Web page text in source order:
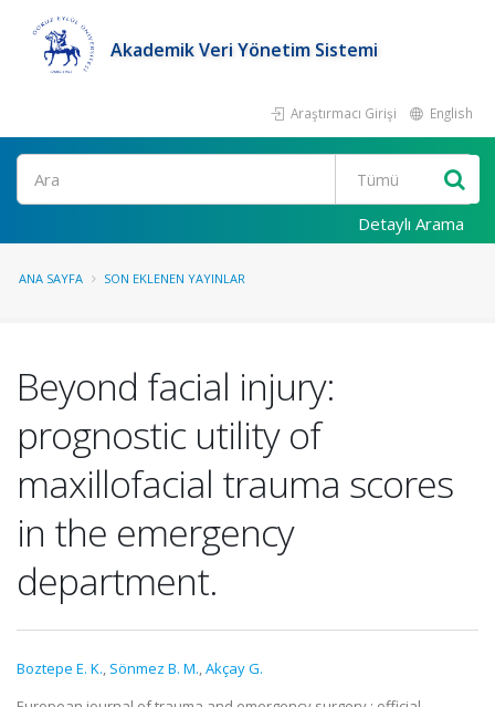
Akademik Veri Yönetim Sistemi
Araştırmacı Girişi English
Ara
Detaylı Arama
ANA SAYFA SON EKLENEN YAYINLAR
Beyond facial injury:
prognostic utility of
maxillofacial trauma scores
in the emergency
department.
Boztepe E. K., Sönmez B. M.,Akçay G.